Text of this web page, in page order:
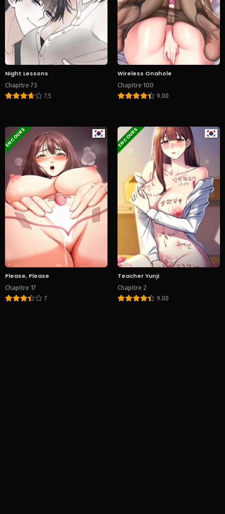
Night Lessons
Chapitre 73
7.5
Wireless Onahole
Chapitre 100
9.00
EN COURS
Please, Please
Chapitre 17
7
EN COURS
Teacher Yunji
Chapitre 2
9.00